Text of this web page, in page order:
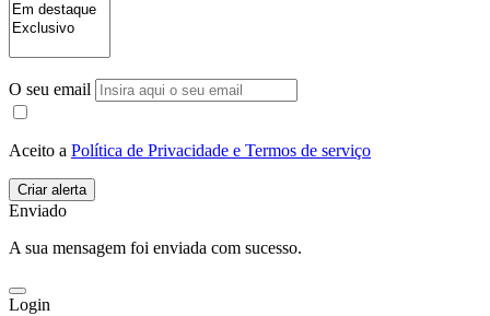
O seu email
Aceito a Política de Privacidade e Termos de serviço
Enviado
A sua mensagem foi enviada com sucesso.
Login